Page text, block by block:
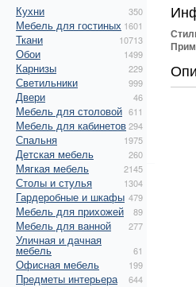
Кухни 350
Мебель для гостиных 1601
Ткани 10713
Обои 1499
Карнизы 229
Светильники 999
Двери 46
Мебель для столовой 611
Мебель для кабинетов294
Спальня 1975
Детская мебель 260
Мягкая мебель 2145
Столы и стулья 1304
Гардеробные и шкафы 479
Мебель для прихожей 89
Мебель для ванной 277
Уличная и дачная
мебель 61
Офисная мебель 199
Предметы интерьера 644